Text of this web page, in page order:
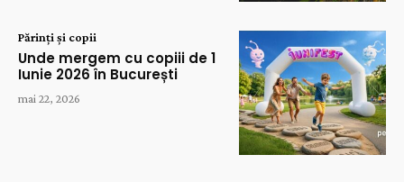
Părinți și copii
Unde mergem cu copiii de 1
Iunie 2026 în București
mai 22, 2026